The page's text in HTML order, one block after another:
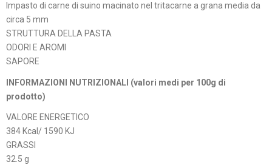
Impasto di carne di suino macinato nel tritacarne a grana media da
circa 5 mm
STRUTTURA DELLA PASTA
ODORI E AROMI
SAPORE
INFORMAZIONI NUTRIZIONALI (valori medi per 100g di
prodotto)
VALORE ENERGETICO
384 Kcal/ 1590 KJ
GRASSI
32.5 g